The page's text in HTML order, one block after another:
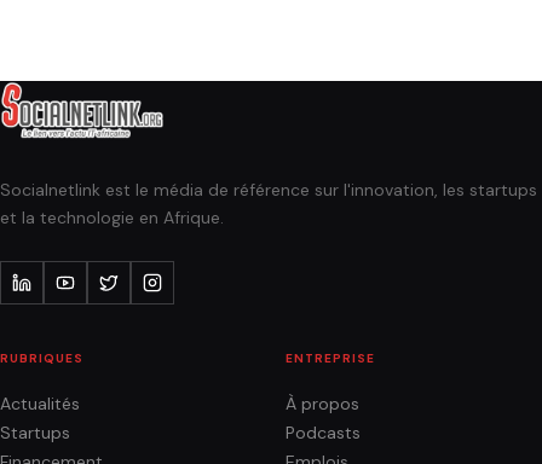
Socialnetlink est le média de référence sur l'innovation, les startups
et la technologie en Afrique.
RUBRIQUES
Actualités
Startups
ENTREPRISE
À propos
Podcasts